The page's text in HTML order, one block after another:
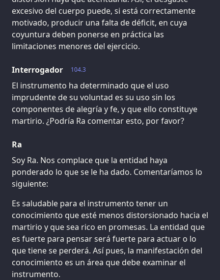
excesivo del cuerpo puede, si está correctamente
motivado, producir una falta de déficit, en cuya
coyuntura deben ponerse en práctica las
limitaciones menores del ejercicio.
104.3
Interrogador
El instrumento ha determinado que el uso
imprudente de su voluntad es su uso sin los
componentes de alegría y fe, y que ello constituye
martirio. ¿Podría Ra comentar esto, por favor?
Ra
Soy Ra. Nos complace que la entidad haya
ponderado lo que se le ha dado. Comentaríamos lo
siguiente:
Es saludable para el instrumento tener un
conocimiento que esté menos distorsionado hacia el
martirio y que sea rico en promesas. La entidad que
es fuerte para pensar será fuerte para actuar o lo
que tiene se perderá. Así pues, la manifestación del
conocimiento es un área que debe examinar el
instrumento.